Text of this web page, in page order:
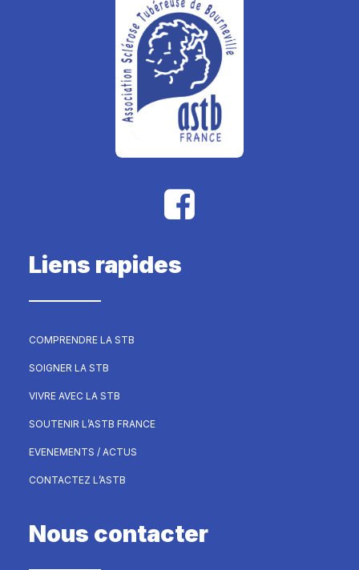
Liens rapides
COMPRENDRE LA STB
SOIGNER LA STB
VIVRE AVEC LA STB
SOUTENIR L’ASTB FRANCE
EVENEMENTS / ACTUS
CONTACTEZ L’ASTB
Nous contacter